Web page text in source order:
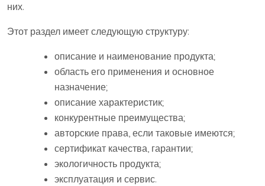
них.
Этот раздел имеет следующую структуру:
описание и наименование продукта;
область его применения и основное
назначение;
описание характеристик;
конкурентные преимущества;
авторские права, если таковые имеются;
сертификат качества, гарантии;
экологичность продукта;
эксплуатация и сервис.